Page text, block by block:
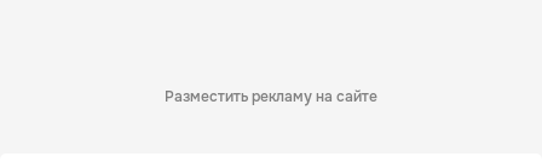
Разместить рекламу на сайте